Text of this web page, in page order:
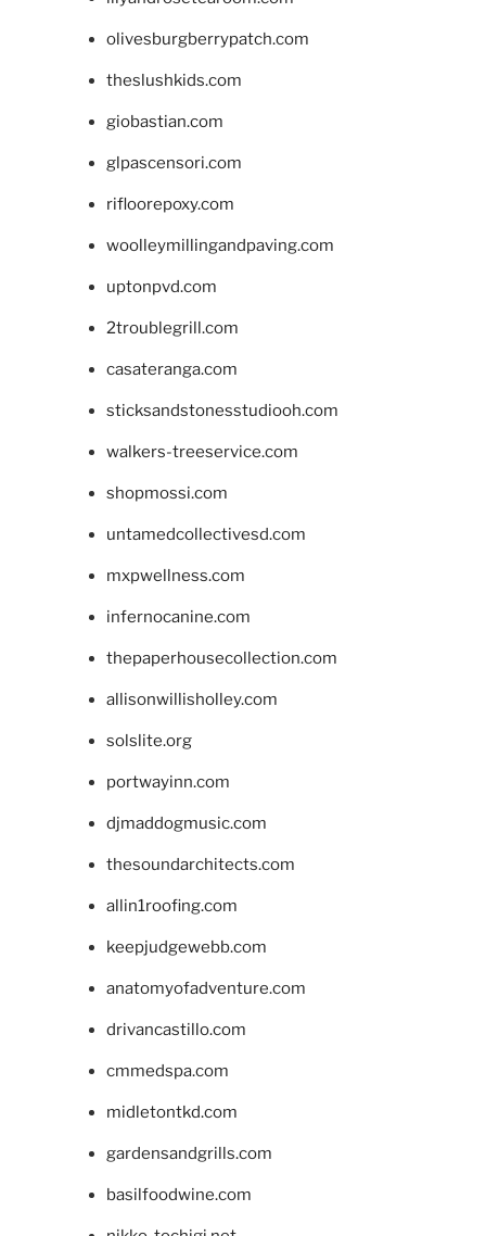
olivesburgberrypatch.com
theslushkids.com
giobastian.com
glpascensori.com
rifloorepoxy.com
woolleymillingandpaving.com
uptonpvd.com
2troublegrill.com
casateranga.com
sticksandstonesstudiooh.com
walkers-treeservice.com
shopmossi.com
untamedcollectivesd.com
mxpwellness.com
infernocanine.com
thepaperhousecollection.com
allisonwillisholley.com
solslite.org
portwayinn.com
djmaddogmusic.com
thesoundarchitects.com
allin1roofing.com
keepjudgewebb.com
anatomyofadventure.com
drivancastillo.com
cmmedspa.com
midletontkd.com
gardensandgrills.com
basilfoodwine.com